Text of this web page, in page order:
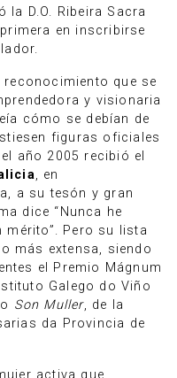
la D.O. Ribeira Sacra
en inscribirse
que se
y visionaria
cómo se debían de
figuras oficiales
año 2005 recibió el
, en
a su tesón y gran
dice “Nunca he
mérito”. Pero su lista
más extensa, siendo
el Premio Mágnum
Galego do Viño
Son Muller, de la
da Provincia de
activa que